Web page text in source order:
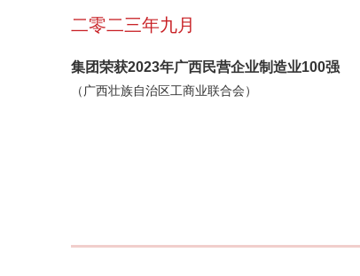
二零二三年九月
集团荣获2023年广西民营企业制造业100强
（广西壮族自治区工商业联合会）